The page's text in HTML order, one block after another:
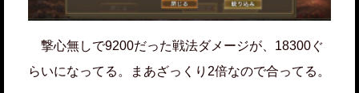
撃心無しで9200だった戦法ダメージが、18300ぐ
らいになってる。まあざっくり2倍なので合ってる。